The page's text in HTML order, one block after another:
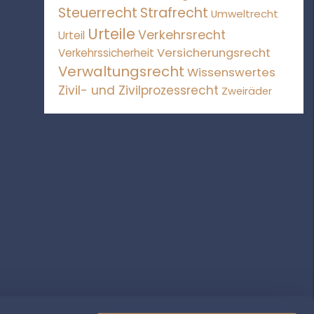
Steuerrecht Strafrecht Umweltrecht
Urteil Urteile Verkehrsrecht
Verkehrssicherheit Versicherungsrecht
Verwaltungsrecht Wissenswertes
Zivil- und Zivilprozessrecht Zweiräder